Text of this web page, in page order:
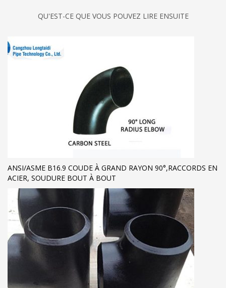
QU'EST-CE QUE VOUS POUVEZ LIRE ENSUITE
ANSI/ASME B16.9 COUDE À GRAND RAYON 90°,RACCORDS EN
ACIER, SOUDURE BOUT À BOUT